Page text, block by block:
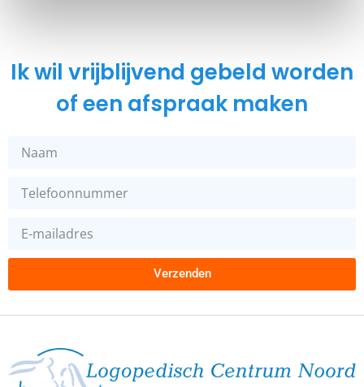
Ik wil vrijblijvend gebeld worden
of een afspraak maken
Verzenden